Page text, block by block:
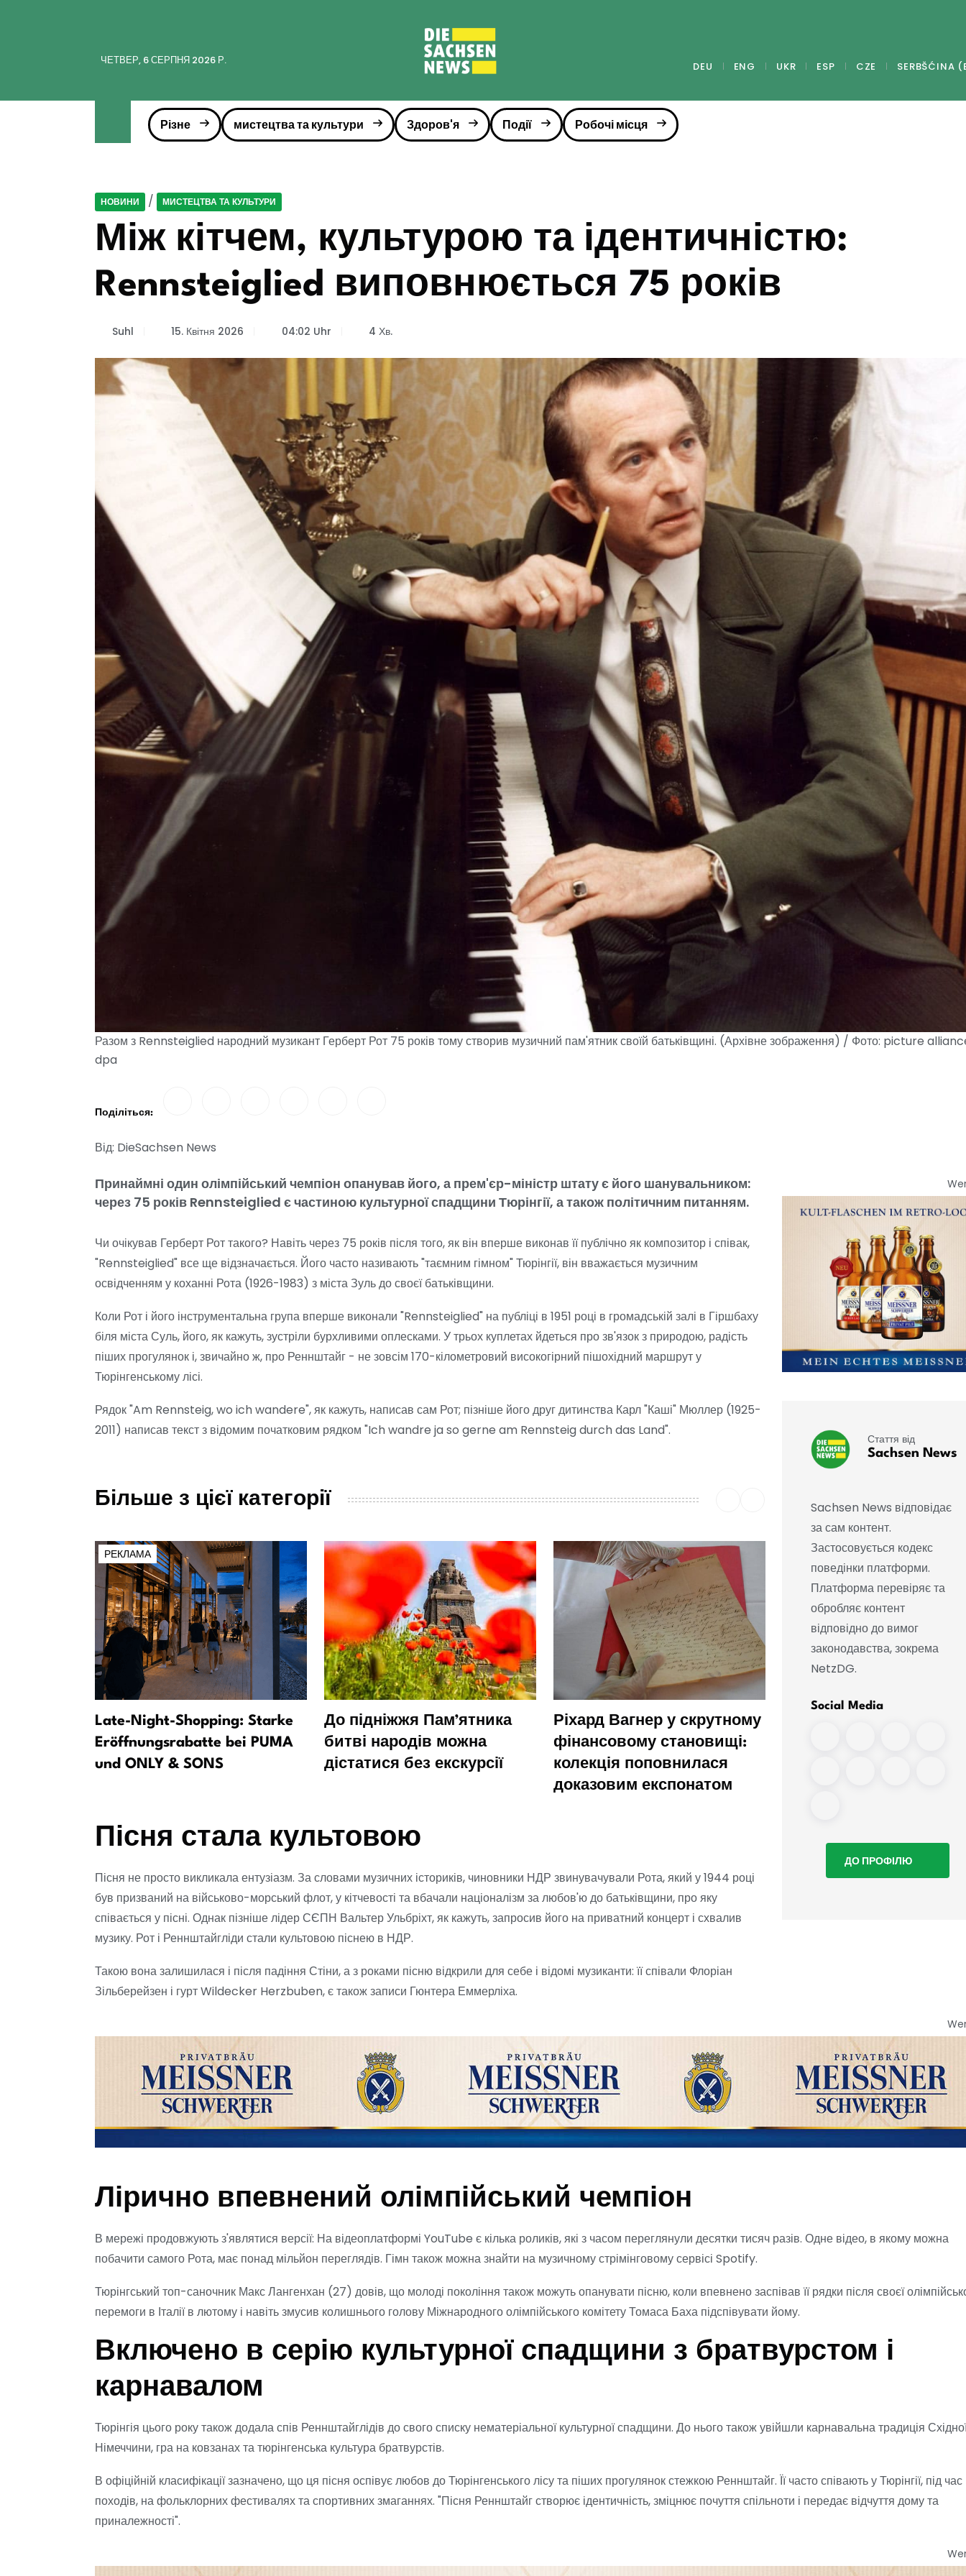
ЧЕТВЕР, 6 СЕРПНЯ 2026 Р. DEU ENG UKR ESP CZE SERBŠĆINA
Різне мистецтва та культури Здоров'я Події Робочі місця
НОВИНИ / МИСТЕЦТВА ТА КУЛЬТУРИ
Між кітчем, культурою та ідентичністю:
Rennsteiglied виповнюється 75 років
Suhl 15. Квітня 2026 04:02 Uhr 4 Хв.
Разом з Rennsteiglied народний музикант Герберт Рот 75 років тому створив музичний пам'ятник своїй батьківщині. (Архівне зображення) / Фото: picture
dpa
Поділіться:
Від: DieSachsen News
Принаймні один олімпійський чемпіон опанував його, а прем'єр-міністр штату є його шанувальником:
через 75 років Rennsteiglied є частиною культурної спадщини Тюрінгії, а також політичним питанням.
Чи очікував Герберт Рот такого? Навіть через 75 років після того, як він вперше виконав її публічно як композитор і співак,
"Rennsteiglied" все ще відзначається. Його часто називають "таємним гімном" Тюрінгії, він вважається музичним
освідченням у коханні Рота (1926-1983) з міста Зуль до своєї батьківщини.
Коли Рот і його інструментальна група вперше виконали "Rennsteiglied" на публіці в 1951 році в громадській залі в Гіршбаху
біля міста Суль, його, як кажуть, зустріли бурхливими оплесками. У трьох куплетах йдеться про зв'язок з природою, радість
піших прогулянок і, звичайно ж, про Реннштайг - не зовсім 170-кілометровий високогірний пішохідний маршрут у
Тюрінгенському лісі.
Рядок "Am Rennsteig, wo ich wandere", як кажуть, написав сам Рот; пізніше його друг дитинства Карл "Каші" Мюллер (1925-
2011) написав текст з відомим початковим рядком "Ich wandre ja so gerne am Rennsteig durch das Land".
Більше з цієї категорії
РЕКЛАМА
Late-Night-Shopping: Starke
Eröffnungsrabatte bei PUMA
und ONLY & SONS
До підніжжя Пам’ятника
битві народів можна
дістатися без екскурсії
Ріхард Вагнер у скрутному
фінансовому становищі:
колекція поповнилася
доказовим експонатом
Пісня стала культовою
Пісня не просто викликала ентузіазм. За словами музичних істориків, чиновники НДР звинувачували Рота, який у 1944 році
був призваний на військово-морський флот, у кітчевості та вбачали націоналізм за любов'ю до батьківщини, про яку
співається у пісні. Однак пізніше лідер СЄПН Вальтер Ульбріхт, як кажуть, запросив його на приватний концерт і схвалив
музику. Рот і Реннштайгліди стали культовою піснею в НДР.
Такою вона залишилася і після падіння Стіни, а з роками пісню відкрили для себе і відомі музиканти: її співали Флоріан
Зільберейзен і гурт Wildecker Herzbuben, є також записи Гюнтера Еммерліха.
Стаття від
Sachsen News
Sachsen News відповідає
за сам контент.
Застосовується кодекс
поведінки платформи.
Платформа перевіряє та
обробляє контент
відповідно до вимог
законодавства, зокрема
NetzDG.
Social Media
ДО ПРОФІЛЮ
Лірично впевнений олімпійський чемпіон
В мережі продовжують з'являтися версії: На відеоплатформі YouTube є кілька роликів, які з часом переглянули десятки тисяч разів. Одне відео, в якому можна
побачити самого Рота, має понад мільйон переглядів. Гімн також можна знайти на музичному стрімінговому сервісі Spotify.
Тюрінгський топ-саночник Макс Лангенхан (27) довів, що молоді покоління також можуть опанувати пісню, коли впевнено заспівав її рядки після своєї
перемоги в Італії в лютому і навіть змусив колишнього голову Міжнародного олімпійського комітету Томаса Баха підспівувати йому.
Включено в серію культурної спадщини з братвурстом і
карнавалом
Тюрінгія цього року також додала спів Реннштайглідів до свого списку нематеріальної культурної спадщини. До нього також увійшли карнавальна традиція
Німеччини, гра на ковзанах та тюрінгенська культура братвурстів.
В офіційній класифікації зазначено, що ця пісня оспівує любов до Тюрінгенського лісу та піших прогулянок стежкою Реннштайг. Її часто співають у Тюрінгії, під час
походів, на фольклорних фестивалях та спортивних змаганнях. "Пісня Реннштайг створює ідентичність, зміцнює почуття спільноти і передає відчуття дому та
приналежності".